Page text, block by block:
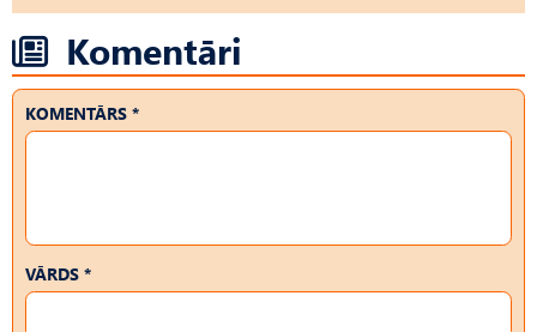
Komentāri
KOMENTĀRS *
VĀRDS *